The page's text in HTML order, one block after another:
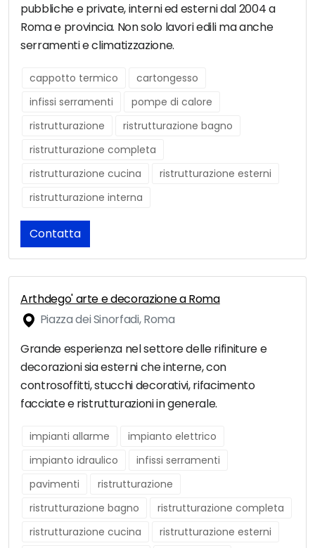
pubbliche e private, interni ed esterni dal 2004 a
Roma e provincia. Non solo lavori edili ma anche
serramenti e climatizzazione.
cappotto termico
cartongesso
infissi serramenti
pompe di calore
ristrutturazione
ristrutturazione bagno
ristrutturazione completa
ristrutturazione cucina
ristrutturazione esterni
ristrutturazione interna
Contatta
Arthdego' arte e decorazione a Roma
Piazza dei Sinorfadi, Roma
Grande esperienza nel settore delle rifiniture e
decorazioni sia esterni che interne, con
controsoffitti, stucchi decorativi, rifacimento
facciate e ristrutturazioni in generale.
impianti allarme
impianto elettrico
impianto idraulico
infissi serramenti
pavimenti
ristrutturazione
ristrutturazione bagno
ristrutturazione completa
ristrutturazione cucina
ristrutturazione esterni